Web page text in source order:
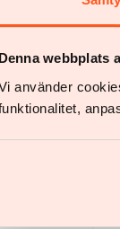
Denna webbplats
använder
En
mad:Du
madvalg.
nemmere at
regelmæssige
kan en
faste